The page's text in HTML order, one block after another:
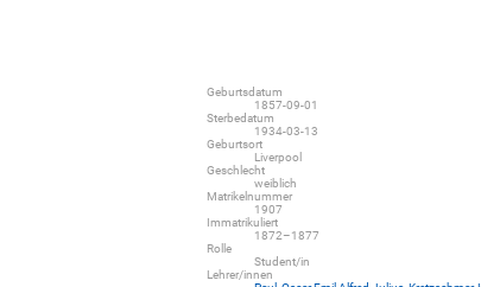
Geburtsdatum
1857-09-01
Sterbedatum
1934-03-13
Geburtsort
Liverpool
Geschlecht
weiblich
Matrikelnummer
1907
Immatrikuliert
1872–1877
Rolle
Student/in
Lehrer/innen